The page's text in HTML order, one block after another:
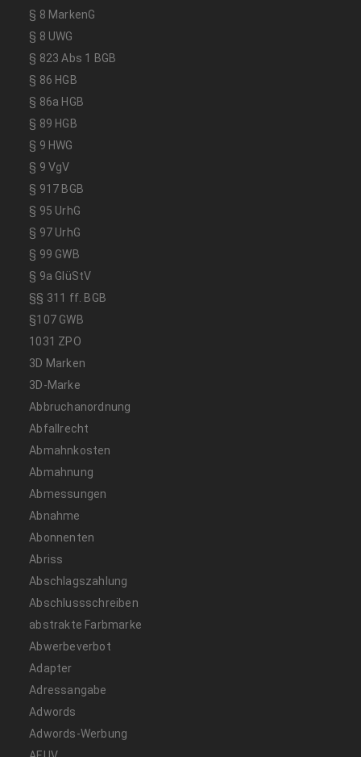
§ 8 MarkenG
§ 8 UWG
§ 823 Abs 1 BGB
§ 86 HGB
§ 86a HGB
§ 89 HGB
§ 9 HWG
§ 9 VgV
§ 917 BGB
§ 95 UrhG
§ 97 UrhG
§ 99 GWB
§ 9a GlüStV
§§ 311 ff. BGB
§107 GWB
1031 ZPO
3D Marken
3D-Marke
Abbruchanordnung
Abfallrecht
Abmahnkosten
Abmahnung
Abmessungen
Abnahme
Abonnenten
Abriss
Abschlagszahlung
Abschlussschreiben
abstrakte Farbmarke
Abwerbeverbot
Adapter
Adressangabe
Adwords
Adwords-Werbung